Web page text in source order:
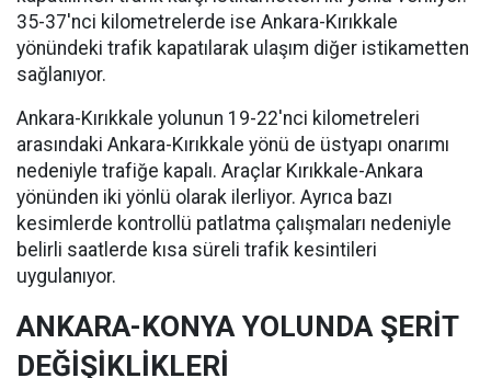
35-37'nci kilometrelerde ise Ankara-Kırıkkale
yönündeki trafik kapatılarak ulaşım diğer istikametten
sağlanıyor.
Ankara-Kırıkkale yolunun 19-22'nci kilometreleri
arasındaki Ankara-Kırıkkale yönü de üstyapı onarımı
nedeniyle trafiğe kapalı. Araçlar Kırıkkale-Ankara
yönünden iki yönlü olarak ilerliyor. Ayrıca bazı
kesimlerde kontrollü patlatma çalışmaları nedeniyle
belirli saatlerde kısa süreli trafik kesintileri
uygulanıyor.
ANKARA-KONYA YOLUNDA ŞERİT
DEĞİŞİKLİKLERİ